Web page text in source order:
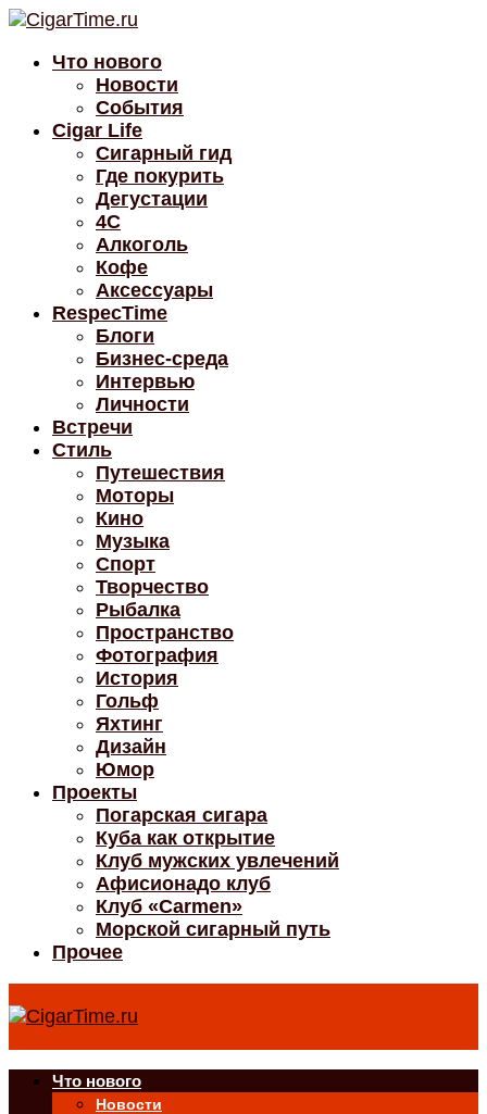
Что нового
Новости
События
Cigar Life
Сигарный гид
Где покурить
Дегустации
4C
Алкоголь
Кофе
Аксессуары
RespecTime
Блоги
Бизнес-среда
Интервью
Личности
Встречи
Стиль
Путешествия
Моторы
Кино
Музыка
Спорт
Творчество
Рыбалка
Пространство
Фотография
История
Гольф
Яхтинг
Дизайн
Юмор
Проекты
Погарская сигара
Куба как открытие
Клуб мужских увлечений
Афисионадо клуб
Клуб «Carmen»
Морской сигарный путь
Прочее
Что нового
Новости